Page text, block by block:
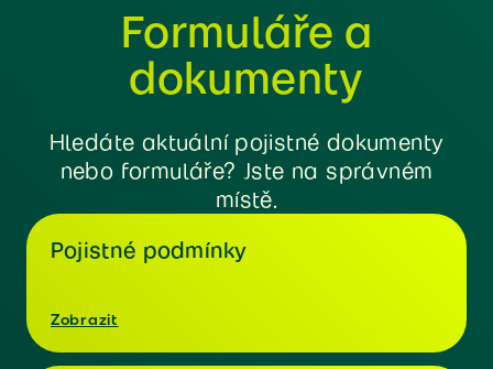
Formuláře a
dokumenty
Hledáte aktuální pojistné dokumenty
nebo formuláře? Jste na správném
místě.
Pojistné podmínky
Zobrazit